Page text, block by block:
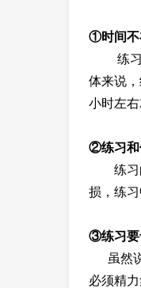
①时间不
练习古
体来说
小时左
②练习和
练习的
损，练
③练习要
虽然说
必须精